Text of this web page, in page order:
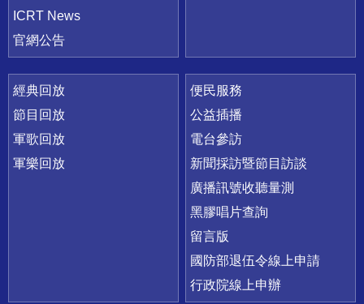
ICRT News
官網公告
經典回放
節目回放
軍歌回放
軍樂回放
便民服務
公益插播
電台參訪
新聞採訪暨節目訪談
廣播訊號收聽量測
黑膠唱片查詢
留言版
國防部退伍令線上申請
行政院線上申辦